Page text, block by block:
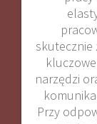
skutecznie
narzędzi
Przy